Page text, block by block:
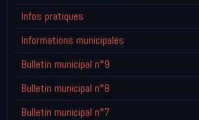
Infos pratiques
Informations municipales
Bulletin municipal n°9
Bulletin municipal n°8
Bulletin municipal n°7